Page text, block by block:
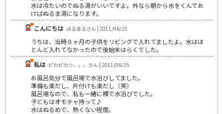
水は冷たいのでぬる湯がいいですよ。外なら朝から水をくんでお
けばぬるま湯になります。
こんにちは はるまるさん | 2011/06/25
うちは、当時８ヶ月の子供をリビングで入れてましたよ。水はほ
とんど入れてなかったので後始末はらくでした。
私は ピカピカ☆。。。さん | 2011/06/25
お風呂気分で風呂場で水浴びしてました。
準備も楽だし、片付けも楽だし（笑）
風呂場なので、私も一緒に裸で水浴びでした。
子どもはオモチャ持って♪
水はぬるめで、熱くない程度。